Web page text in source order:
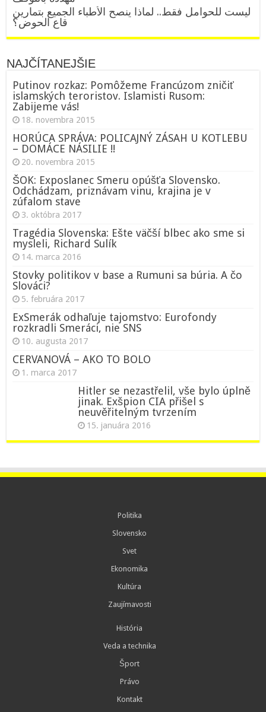
ليست للحوامل فقط.. لماذا ينصح الأطباء الجميع بتمارين
قاع الحوض؟
NAJČÍTANEJŠIE
Putinov rozkaz: Pomôžeme Francúzom zničiť
islamských teroristov. Islamisti Rusom:
Zabijeme vás!
18. novembra 2015
HORÚCA SPRÁVA: POLICAJNÝ ZÁSAH U KOTLEBU
– DOMÁCE NÁSILIE !!
20. novembra 2015
ŠOK: Exposlanec Smeru opúšťa Slovensko.
Odchádzam, priznávam vinu, krajina je v
zúfalom stave
3. októbra 2017
Tragédia Slovenska: Ešte väčší blbec ako sme si
mysleli, Richard Sulík
14. marca 2016
Stovky politikov v base a Rumuni sa búria. A čo
Slováci?
5. februára 2017
ExSmerák odhaľuje tajomstvo: Eurofondy
rozkradli Smeráci, nie SNS
10. augusta 2017
CERVANOVÁ – AKO TO BOLO
1. marca 2017
Hitler se nezastřelil, vše bylo úplně
jinak. Exšpion CIA přišel s
neuvěřitelným tvrzením
15. januára 2016
Politika
Slovensko
Svet
Ekonomika
Kultúra
Zaujímavosti
História
Veda a technika
Šport
Právo
Kontakt